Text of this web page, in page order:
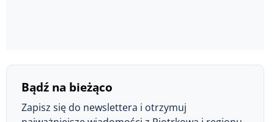
Bądź na bieżąco
Zapisz się do newslettera i otrzymuj